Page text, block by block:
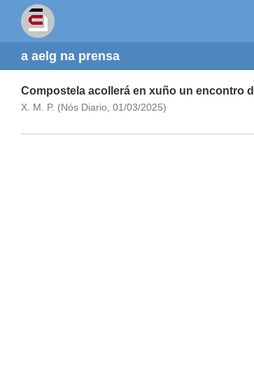
a aelg na prensa
Compostela acollerá en xuño un encontro
X. M. P. (Nós Diario, 01/03/2025)